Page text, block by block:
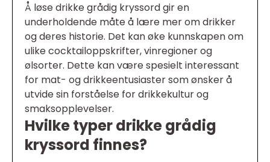
Å løse drikke grådig kryssord gir en
underholdende måte å lære mer om drikker
og deres historie. Det kan øke kunnskapen om
ulike cocktailoppskrifter, vinregioner og
ølsorter. Dette kan være spesielt interessant
for mat- og drikkeentusiaster som ønsker å
utvide sin forståelse for drikkekultur og
smaksopplevelser.
Hvilke typer drikke grådig
kryssord finnes?